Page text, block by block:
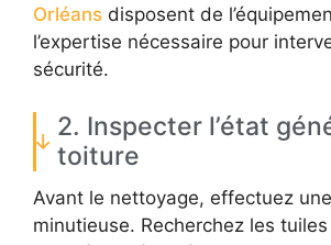
Orléans disposent de
l’expertise nécessaire pour
sécurité.
2. Inspecter l’état
toiture
Avant le nettoyage, effectuez
minutieuse. Recherchez les